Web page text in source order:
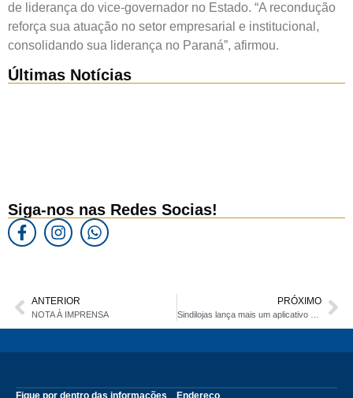
de liderança do vice-governador no Estado. “A recondução
reforça sua atuação no setor empresarial e institucional,
consolidando sua liderança no Paraná”, afirmou.
Últimas Notícias
Siga-nos nas Redes Socias!
ANTERIOR
NOTA À IMPRENSA
PRÓXIMO
Fique por dentro das informações
Endereço